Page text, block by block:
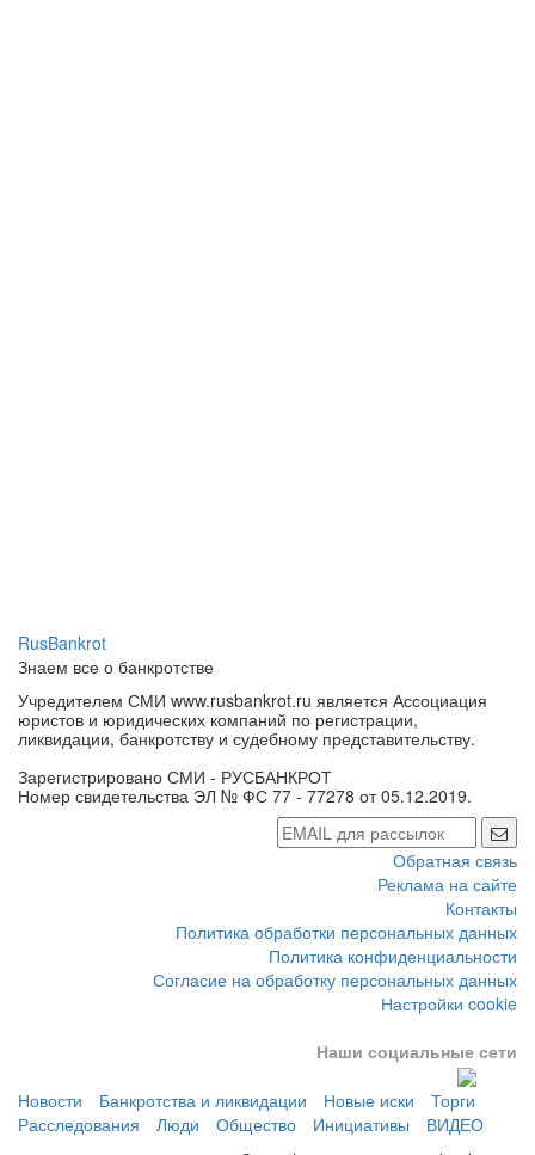
RusBankrot
Знаем все о банкротстве
Учредителем СМИ www.rusbankrot.ru является Ассоциация
юристов и юридических компаний по регистрации,
ликвидации, банкротству и судебному представительству.
Зарегистрировано СМИ - РУСБАНКРОТ
Номер свидетельства ЭЛ № ФС 77 - 77278 от 05.12.2019.
Обратная связь
Реклама на сайте
Контакты
Политика обработки персональных данных
Политика конфиденциальности
Согласие на обработку персональных данных
Настройки cookie
Наши социальные сети
Новости Банкротства и ликвидации Новые иски
Торги
Расследования
Люди Общество Инициативы
ВИДЕО